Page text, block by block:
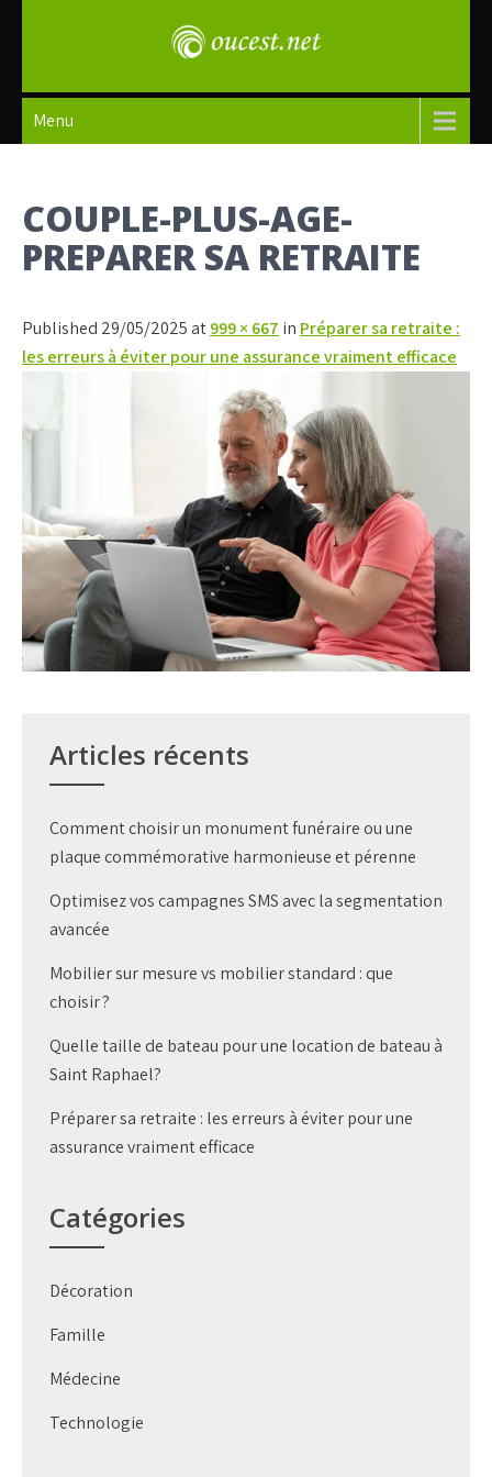
oucest
Menu
COUPLE-PLUS-AGE-
PREPARER SA RETRAITE
Published 29/05/2025 at999 × 667 in Préparer sa retraite :
les erreurs à éviter pour une assurance vraiment efficace
Articles récents
Comment choisir un monument funéraire ou une
plaque commémorative harmonieuse et pérenne
Optimisez vos campagnes SMS avec la segmentation
avancée
Mobilier sur mesure vs mobilier standard : que
choisir ?
Quelle taille de bateau pour une location de bateau à
Saint Raphael?
Préparer sa retraite : les erreurs à éviter pour une
assurance vraiment efficace
Catégories
Décoration
Famille
Médecine
Technologie